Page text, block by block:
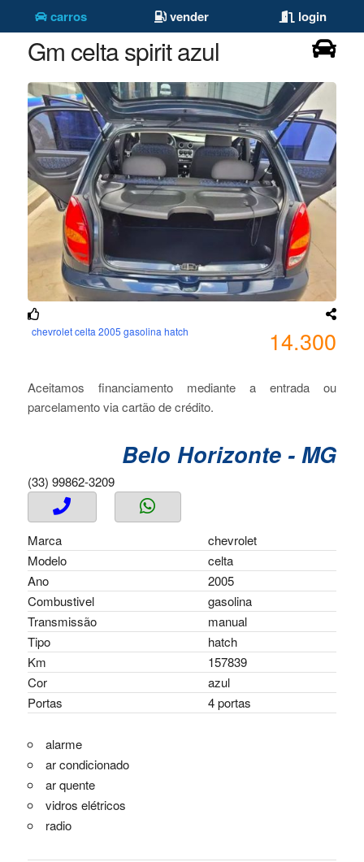
carros vender login
Gm celta spirit azul
chevrolet celta 2005 gasolina hatch 14.300
Aceitamos financiamento mediante a entrada ou
parcelamento via cartão de crédito.
Belo Horizonte - MG
(33) 99862-3209
Marca
chevrolet
Modelo
celta
Ano
2005
Combustivel
gasolina
Transmissão
manual
Tipo
hatch
Km
157839
Cor
azul
Portas
4 portas
alarme
ar condicionado
ar quente
vidros elétricos
radio